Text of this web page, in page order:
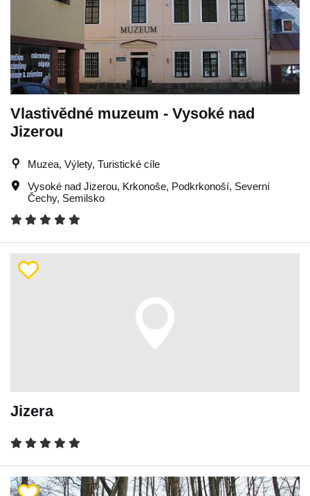
Vlastivědné muzeum - Vysoké nad
Jizerou
Muzea, Výlety, Turistické cíle
Vysoké nad Jizerou, Krkonoše, Podkrkonoší, Severní
Čechy, Semilsko
Jizera